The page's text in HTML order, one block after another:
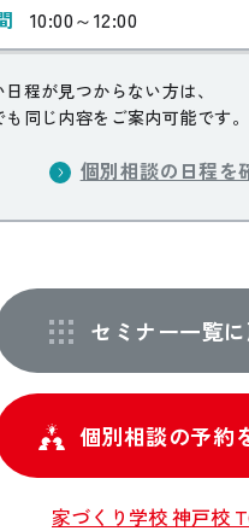
10:00～12:00
程が見つからない方は、
同じ内容をご案内可能です。
個別相談の日程を
セミナー一覧
個別相談の予約
家づくり学校 神戸校